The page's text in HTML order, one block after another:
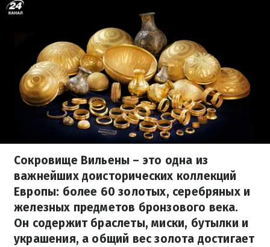
Сокровище Вильены – это одна из
важнейших доисторических коллекций
Европы: более 60 золотых, серебряных и
железных предметов бронзового века.
Он содержит браслеты, миски, бутылки и
украшения, а общий вес золота достигает